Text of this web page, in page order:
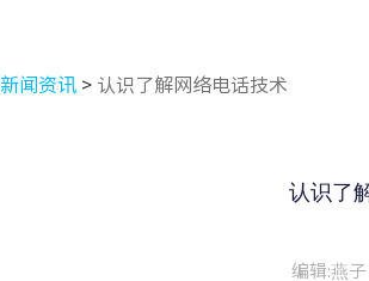
新闻资讯 > 认识了解网络电话技术
认识了
编辑:燕子